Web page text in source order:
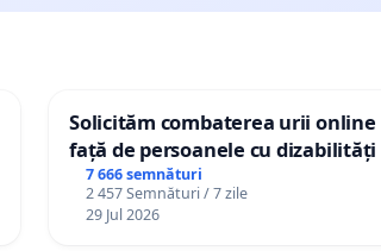
Solicităm combaterea urii online
față de persoanele cu dizabilități
7 666 semnături
2 457 Semnături / 7 zile
29 Jul 2026